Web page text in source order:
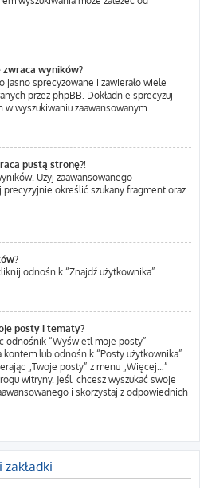
zwraca wyników?
jasno sprecyzowane i zawierało wiele
przez phpBB. Dokładnie sprecyzuj
wyszukiwaniu zaawansowanym.
pustą stronę?!
Użyj zaawansowanego
określić szukany fragment oraz
odnośnik “Znajdź użytkownika”.
posty i tematy?
odnośnik “Wyświetl moje posty”
kontem lub odnośnik “Posty użytkownika”
„Twoje posty” z menu „Więcej…”
witryny. Jeśli chcesz wyszukać swoje
i skorzystaj z odpowiednich